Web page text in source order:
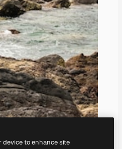
device to enhance site